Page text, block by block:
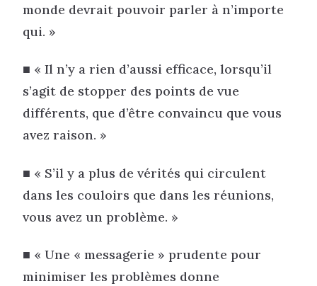
monde devrait pouvoir parler à n’importe
qui. »
■ « Il n’y a rien d’aussi efficace, lorsqu’il
s’agit de stopper des points de vue
différents, que d’être convaincu que vous
avez raison. »
■ « S’il y a plus de vérités qui circulent
dans les couloirs que dans les réunions,
vous avez un problème. »
■ « Une « messagerie » prudente pour
minimiser les problèmes donne